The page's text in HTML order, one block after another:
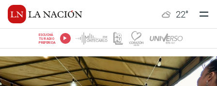
22°
ESCUCHÁ
TU RADIO
PREFERIDA